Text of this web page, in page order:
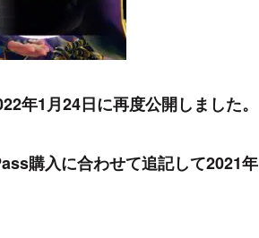
年1月24日に再度公開しました。
購入に合わせて追記して2021年